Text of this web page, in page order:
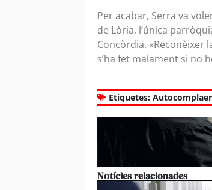
Per acabar, Serra va
de Lòria, l’única
Concòrdia. «Reconèixer
s’ha fet malament si no
Etiquetes:
Notícies relacionades